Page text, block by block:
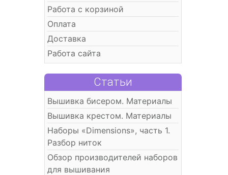
Работа с корзиной
Оплата
Доставка
Работа сайта
Статьи
Вышивка бисером. Материалы
Вышивка крестом. Материалы
Наборы «Dimensions», часть 1.
Разбор ниток
Обзор производителей наборов
для вышивания